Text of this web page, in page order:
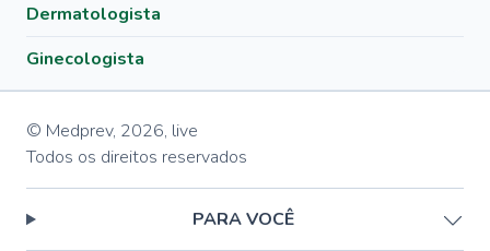
Dermatologista
Ginecologista
© Medprev, 2026, live
Todos os direitos reservados
PARA VOCÊ